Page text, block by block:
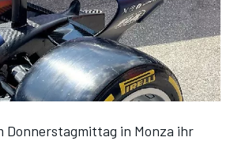
Donnerstagmittag in Monza ihr